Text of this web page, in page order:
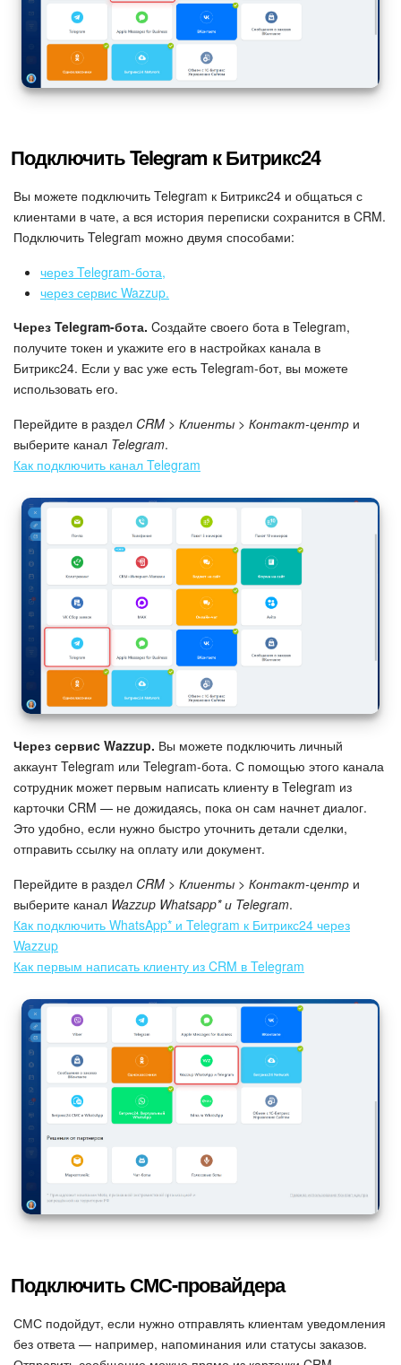
Автоматизация
Интеграция 1С и Битрикс24
Сотрудники
Бизнес-процессы
Маркетплейс
Контакт-центр
Настройки
Виджет сотрудника
Телефония
Приложение Битрикс24
Общие вопросы
Битрикс24 в коробке
Изменения в статьях (архив)
ПОЛУЧИТЬ БЕСПЛАТНО
ВХОД
Подключить Telegram к Битрикс24
Вы можете подключить Telegram к Битрикс24 и общаться с
клиентами в чате, а вся история переписки сохранится в CRM.
Подключить Telegram можно двумя способами:
через Telegram-бота,
через сервис Wazzup.
Через Telegram-бота. Cоздайте своего бота в Telegram,
получите токен и укажите его в настройках канала в
Битрикс24. Если у вас уже есть Telegram-бот, вы можете
использовать его.
Перейдите в раздел CRM > Клиенты > Контакт-центр и
выберите канал Telegram.
Как подключить канал Telegram
Через сервиc Wazzup. Вы можете подключить личный
аккаунт Telegram или Telegram-бота. С помощью этого канала
сотрудник может первым написать клиенту в Telegram из
карточки CRM — не дожидаясь, пока он сам начнет диалог.
Это удобно, если нужно быстро уточнить детали сделки,
отправить ссылку на оплату или документ.
Перейдите в раздел CRM > Клиенты > Контакт-центр и
выберите канал Wazzup Whatsapp* и Telegram.
Кaк подключить WhatsApp* и Telegram к Битрикс24 через
Wazzup
Как первым написать клиенту из CRM в Telegram
Подключить СМС-провайдера
СМС подойдут, если нужно отправлять клиентам уведомления
без ответа — например, напоминания или статусы заказов.